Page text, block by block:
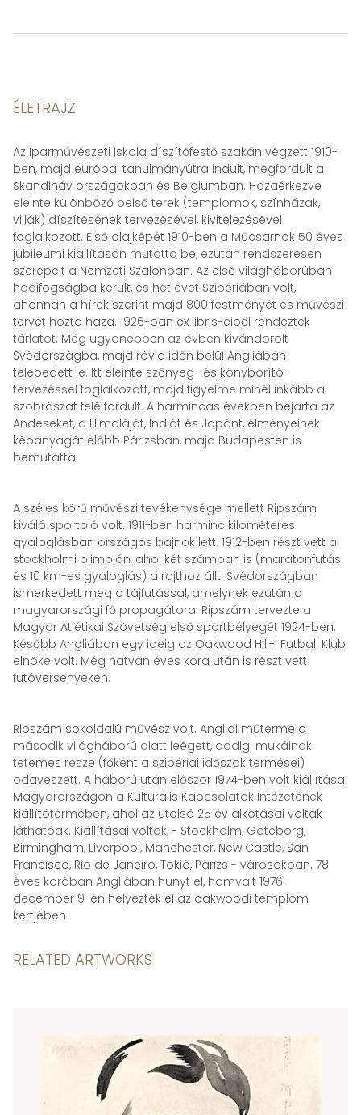
ÉLETRAJZ
Az Iparművészeti Iskola díszítőfestő szakán végzett 1910-
ben, majd európai tanulmányútra indult, megfordult a
Skandináv országokban és Belgiumban. Hazaérkezve
eleinte különböző belső terek (templomok, színházak,
villák) díszítésének tervezésével, kivitelezésével
foglalkozott. Első olajképét 1910-ben a Műcsarnok 50 éves
jubileumi kiállításán mutatta be, ezután rendszeresen
szerepelt a Nemzeti Szalonban. Az első világháborúban
hadifogságba került, és hét évet Szibériában volt,
ahonnan a hírek szerint majd 800 festményét és művészi
tervét hozta haza. 1926-ban ex libris-eiből rendeztek
tárlatot. Még ugyanebben az évben kivándorolt
Svédországba, majd rövid időn belül Angliában
telepedett le. Itt eleinte szőnyeg- és könyborító-
tervezéssel foglalkozott, majd figyelme minél inkább a
szobrászat felé fordult. A harmincas években bejárta az
Andeseket, a Himaláját, Indiát és Japánt, élményeinek
képanyagát előbb Párizsban, majd Budapesten is
bemutatta.
A széles körű művészi tevékenysége mellett Ripszám
kiváló sportoló volt. 1911-ben harminc kilométeres
gyaloglásban országos bajnok lett. 1912-ben részt vett a
stockholmi olimpián, ahol két számban is (maratonfutás
és 10 km-es gyaloglás) a rajthoz állt. Svédországban
ismerkedett meg a tájfutással, amelynek ezután a
magyarországi fő propagátora. Ripszám tervezte a
Magyar Atlétikai Szövetség első sportbélyegét 1924-ben.
Később Angliában egy ideig az Oakwood Hill-i Futball Klub
elnöke volt. Még hatvan éves kora után is részt vett
futóversenyeken.
Ripszám sokoldalú művész volt. Angliai műterme a
második világháború alatt leégett, addigi mukáinak
tetemes része (főként a szibériai időszak termései)
odaveszett. A háború után először 1974-ben volt kiállítása
Magyarországon a Kulturális Kapcsolatok Intézetének
kiállítótermében, ahol az utolsó 25 év alkotásai voltak
láthatóak. Kiállításai voltak, - Stockholm, Göteborg,
Birmingham, Liverpool, Manchester, New Castle, San
Francisco, Rio de Janeiro, Tokió, Párizs - városokban. 78
éves korában Angliában hunyt el, hamvait 1976.
december 9-én helyezték el az oakwoodi templom
kertjében
RELATED ARTWORKS